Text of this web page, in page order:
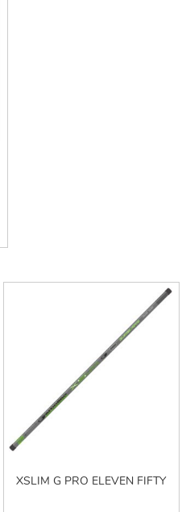
XSLIM G PRO ELEVEN FIFTY